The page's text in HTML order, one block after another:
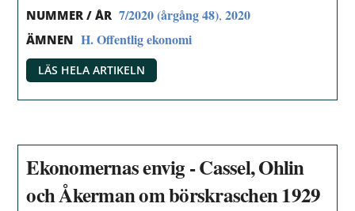
NUMMER / ÅR 7/2020 (årgång 48),2020
ÄMNEN H. Offentlig ekonomi
LÄS HELA ARTIKELN
Ekonomernas envig - Cassel, Ohlin
och Åkerman om börskraschen 1929